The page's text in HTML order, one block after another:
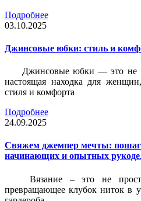
Подробнее
03.10.2025
Джинсовые юбки: стиль и
Джинсовые юбки — это не
настоящая находка для
стиля и комфорта
Подробнее
24.09.2025
Свяжем джемпер мечты:
начинающих и опытных
Вязание – это не
превращающее клубок ниток в